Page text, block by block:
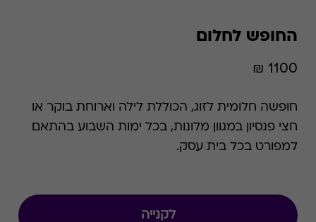
החופש לחלום
1100 ₪
חופשה חלומית לזוג, הכוללת לילה וארוחת בוקר או
חצי פנסיון במגוון מלונות, בכל ימות השבוע בהתאם
למפורט בכל בית עסק.
לקנייה